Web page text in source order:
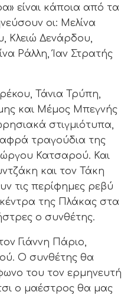
είναι κάποια από τα
οι: Μελίνα
Κλειώ Δενάρδου,
Ράλλη, Ίαν Στρατής
Τάνια Τρύπη,
και Μέμος Μπεγνής
στιγμιότυπα,
τραγούδια της
Κατσαρού. Και
και τον Τάκη
τις περίφημες ρεβύ
της Πλάκας στα
ο συνθέτης.
Γιάννη Πάριο,
Ο συνθέτης θα
του τον ερμηνευτή
ο μαέστρος θα μας